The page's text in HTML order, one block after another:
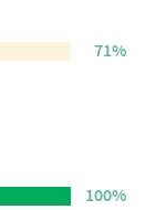
71%
100%